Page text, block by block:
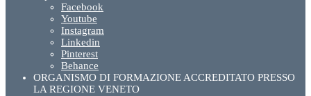
Facebook
Youtube
Instagram
Linkedin
Pinterest
Behance
ORGANISMO DI FORMAZIONE ACCREDITATO PRESSO
LA REGIONE VENETO